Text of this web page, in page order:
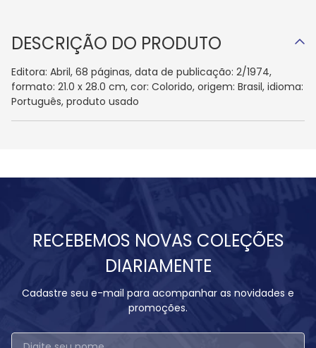
DESCRIÇÃO DO PRODUTO
Editora: Abril, 68 páginas, data de publicação: 2/1974,
formato: 21.0 x 28.0 cm, cor: Colorido, origem: Brasil, idioma:
Português, produto usado
RECEBEMOS NOVAS COLEÇÕES
DIARIAMENTE
Cadastre seu e-mail para acompanhar as novidades e
promoções.